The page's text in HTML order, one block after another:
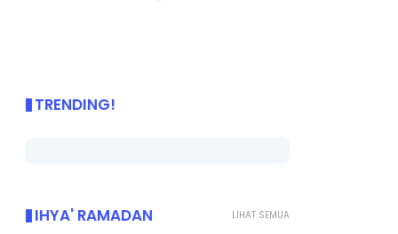
TRENDING!
LIHAT SEMUA
IHYA' RAMADAN